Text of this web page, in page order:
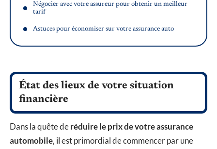
Négocier avec votre assureur pour obtenir un meilleur
tarif
Astuces pour économiser sur votre assurance auto
État des lieux de votre situation
financière
Dans la quête deréduire le prix de votre assurance
automobile, il est primordial de commencer par une